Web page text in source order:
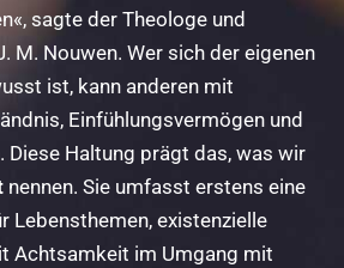
sagte der Theologe und
M. Nouwen. Wer sich der eigenen
ist, kann anderen mit
Einfühlungsvermögen und
Diese Haltung prägt das, was wir
nennen. Sie umfasst erstens eine
Lebensthemen, existenzielle
Achtsamkeit im Umgang mit